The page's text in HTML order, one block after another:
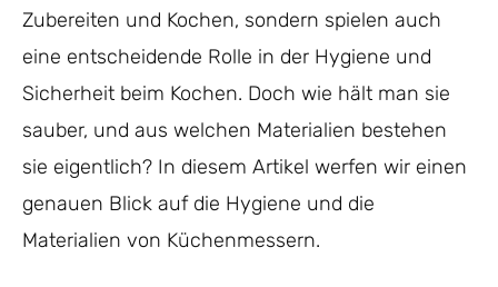
Zubereiten und Kochen, sondern spielen auch
eine entscheidende Rolle in der Hygiene und
Sicherheit beim Kochen. Doch wie hält man sie
sauber, und aus welchen Materialien bestehen
sie eigentlich? In diesem Artikel werfen wir einen
genauen Blick auf die Hygiene und die
Materialien von Küchenmessern.